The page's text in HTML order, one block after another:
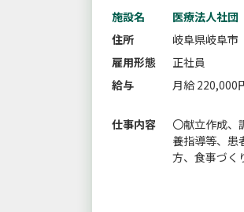
施設名
医療法人社
住所
岐阜県岐阜市
雇用形態
正社員
給与
月給 220,000
仕事内容
〇献立作成、
養指導等、患
方、食事づく